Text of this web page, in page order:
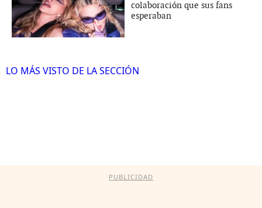
colaboración que sus fans
esperaban
LO MÁS VISTO DE LA SECCIÓN
PUBLICIDAD